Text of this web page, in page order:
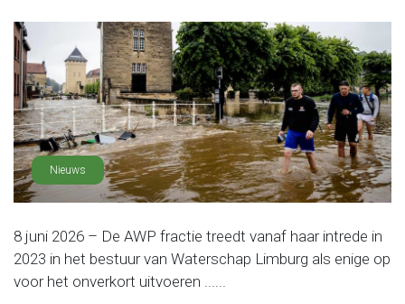
Nieuws
8 juni 2026 – De AWP fractie treedt vanaf haar intrede in
2023 in het bestuur van Waterschap Limburg als enige op
voor het onverkort uitvoeren ......